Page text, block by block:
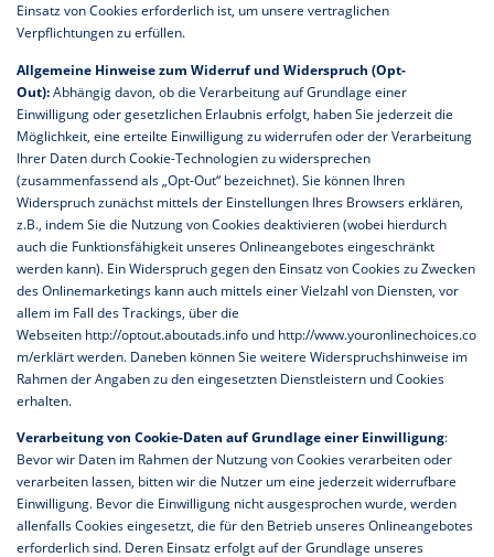
Einsatz von Cookies erforderlich ist, um unsere vertraglichen
Verpflichtungen zu erfüllen.
Allgemeine Hinweise zum Widerruf und Widerspruch (Opt-
Out):Abhängig davon, ob die Verarbeitung auf Grundlage einer
Einwilligung oder gesetzlichen Erlaubnis erfolgt, haben Sie jederzeit die
Möglichkeit, eine erteilte Einwilligung zu widerrufen oder der Verarbeitung
Ihrer Daten durch Cookie-Technologien zu widersprechen
(zusammenfassend als „Opt-Out“ bezeichnet). Sie können Ihren
Widerspruch zunächst mittels der Einstellungen Ihres Browsers erklären,
z.B., indem Sie die Nutzung von Cookies deaktivieren (wobei hierdurch
auch die Funktionsfähigkeit unseres Onlineangebotes eingeschränkt
werden kann). Ein Widerspruch gegen den Einsatz von Cookies zu Zwecken
des Onlinemarketings kann auch mittels einer Vielzahl von Diensten, vor
allem im Fall des Trackings, über die
Webseiten http://optout.aboutads.info und http://www.youronlinechoices.co
m/erklärt werden. Daneben können Sie weitere Widerspruchshinweise im
Rahmen der Angaben zu den eingesetzten Dienstleistern und Cookies
erhalten.
Verarbeitung von Cookie-Daten auf Grundlage einer Einwilligung:
Bevor wir Daten im Rahmen der Nutzung von Cookies verarbeiten oder
verarbeiten lassen, bitten wir die Nutzer um eine jederzeit widerrufbare
Einwilligung. Bevor die Einwilligung nicht ausgesprochen wurde, werden
allenfalls Cookies eingesetzt, die für den Betrieb unseres Onlineangebotes
erforderlich sind. Deren Einsatz erfolgt auf der Grundlage unseres